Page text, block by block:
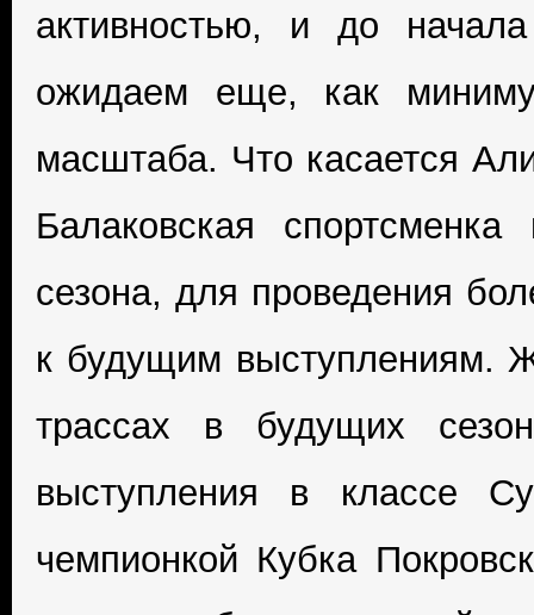
активностью, и до
ожидаем еще, как
масштаба. Что касается
Балаковская
сезона, для проведения
к будущим выступлениям.
трассах в будущих
выступления в классе
чемпионкой Кубка